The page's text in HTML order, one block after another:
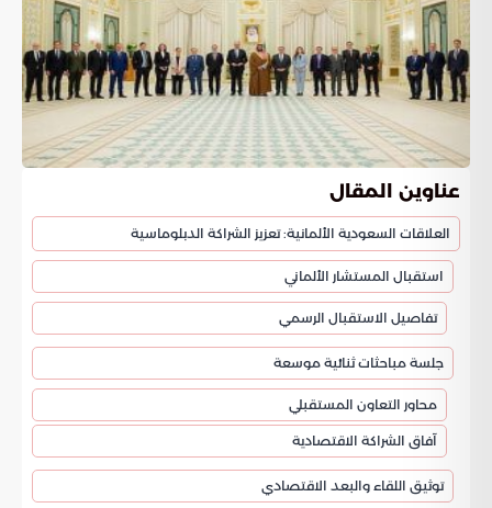
عناوين المقال
العلاقات السعودية الألمانية: تعزيز الشراكة الدبلوماسية
استقبال المستشار الألماني
تفاصيل الاستقبال الرسمي
جلسة مباحثات ثنائية موسعة
محاور التعاون المستقبلي
آفاق الشراكة الاقتصادية
توثيق اللقاء والبعد الاقتصادي